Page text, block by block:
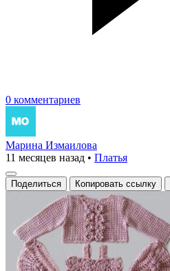
0 комментариев
Марина Измаилова
11 месяцев назад • Платья
Поделиться Копировать ссылку